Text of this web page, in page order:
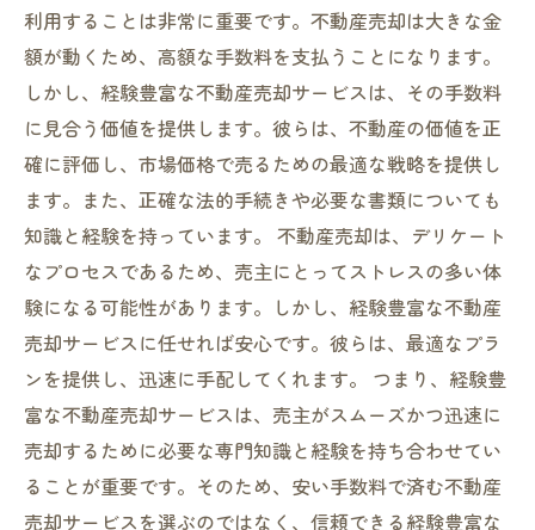
利用することは非常に重要です。不動産売却は大きな金
額が動くため、高額な手数料を支払うことになります。
しかし、経験豊富な不動産売却サービスは、その手数料
に見合う価値を提供します。彼らは、不動産の価値を正
確に評価し、市場価格で売るための最適な戦略を提供し
ます。また、正確な法的手続きや必要な書類についても
知識と経験を持っています。 不動産売却は、デリケート
なプロセスであるため、売主にとってストレスの多い体
験になる可能性があります。しかし、経験豊富な不動産
売却サービスに任せれば安心です。彼らは、最適なプラ
ンを提供し、迅速に手配してくれます。 つまり、経験豊
富な不動産売却サービスは、売主がスムーズかつ迅速に
売却するために必要な専門知識と経験を持ち合わせてい
ることが重要です。そのため、安い手数料で済む不動産
売却サービスを選ぶのではなく、信頼できる経験豊富な